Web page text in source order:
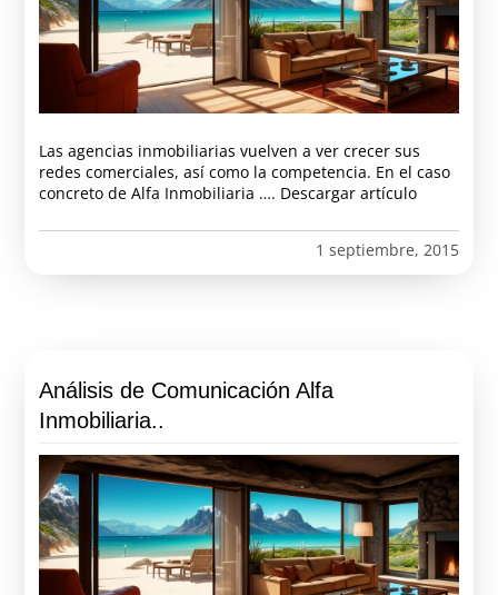
Las agencias inmobiliarias vuelven a ver crecer sus
redes comerciales, así como la competencia. En el caso
concreto de Alfa Inmobiliaria …. Descargar artículo
1 septiembre, 2015
Análisis de Comunicación Alfa
Inmobiliaria..